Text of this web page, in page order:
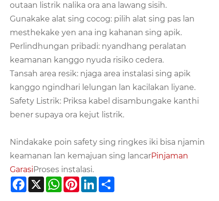
outaan listrik nalika ora ana lawang sisih.
Gunakake alat sing cocog: pilih alat sing pas lan
mesthekake yen ana ing kahanan sing apik.
Perlindhungan pribadi: nyandhang peralatan
keamanan kanggo nyuda risiko cedera.
Tansah area resik: njaga area instalasi sing apik
kanggo ngindhari lelungan lan kacilakan liyane.
Safety Listrik: Priksa kabel disambungake kanthi
bener supaya ora kejut listrik.
Nindakake poin safety sing ringkes iki bisa njamin
keamanan lan kemajuan sing lancarPinjaman
GarasiProses instalasi.
Facebook
X WhatsApp
PinterestLinkedIn